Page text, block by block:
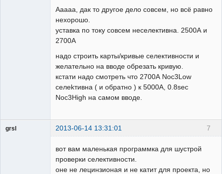
Ааааа, дак то другое дело совсем, но всё равно
нехорошо.
уставка по току совсем неселективна. 2500А и
2700А
надо строить карты/кривые селективности и
желательно на вводе обрезать кривую.
кстати надо смотреть что 2700А Noc3Low
селеkтивна ( и обратно ) к 5000A, 0.8sec
Noc3High на самом вводе.
7
grsl 2013-06-14 13:31:01
вот вам маленькая программка для шустрой
проверки селективности.
оне не лецинзионая и не катит для проекта, но